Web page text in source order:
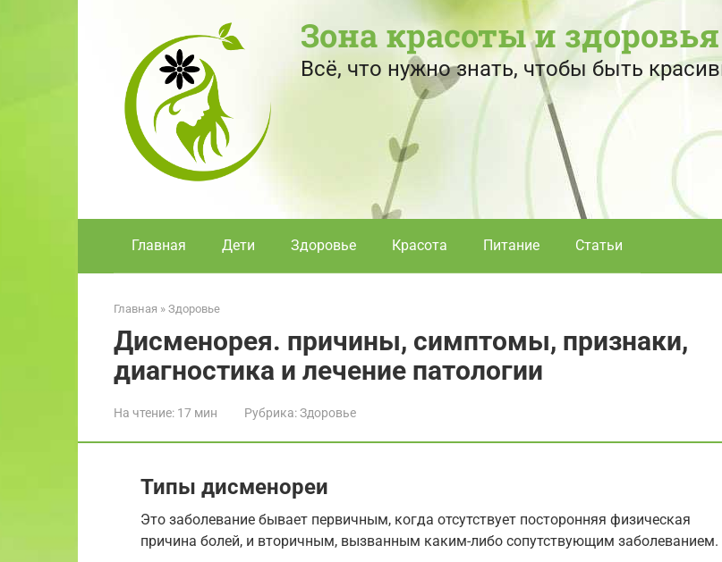
Зона красоты и здоровья
Всё, что нужно знать, чтобы быть
Главная Дети Здоровье Красота Питание Статьи
Главная » Здоровье
Дисменорея. причины, симптомы, признаки,
диагностика и лечение патологии
На чтение: 17 мин Рубрика:Здоровье
Типы дисменореи
Это заболевание бывает первичным, когда отсутствует посторонняя физическая
причина болей, и вторичным, вызванным каким-либо сопутствующим заболеванием.